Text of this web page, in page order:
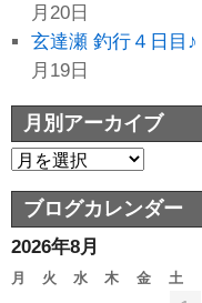
月20日
玄達瀬 釣行４日目♪
月19日
月別アーカイブ
ブログカレンダー
2026年8月
月 火 水 木 金 土